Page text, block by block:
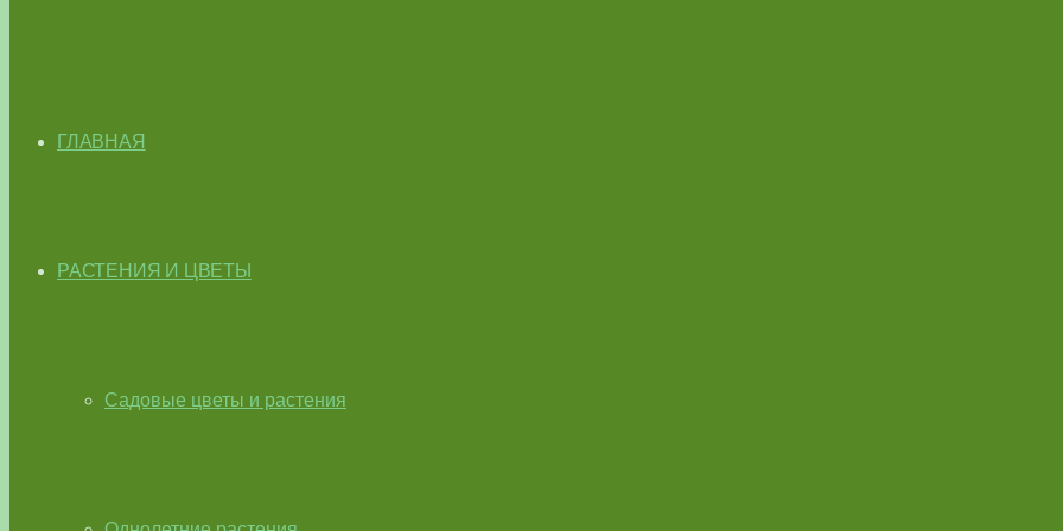
ГЛАВНАЯ
РАСТЕНИЯ И ЦВЕТЫ
Садовые цветы и растения